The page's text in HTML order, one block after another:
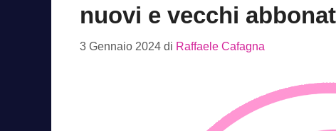
nuovi e vecchi
3 Gennaio 2024 di Raffaele Cafagna